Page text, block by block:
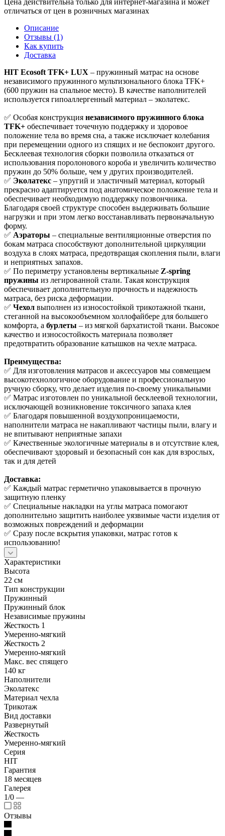
отличаться от цен в розничных магазинах
Описание
Отзывы (1)
Как купить
Доставка
HIT Ecosoft TFK+ LUX – пружинный матрас на основе
независимого пружинного мультизонального блока TFK+
(600 пружин на спальное место). В качестве наполнителей
используется гипоаллергенный материал – эколатекс.
✅ Особая конструкция независимого пружинного блока
TFK+ обеспечивает точечную поддержку и здоровое
положение тела во время сна, а также исключает колебания
при перемещении одного из спящих и не беспокоит другого.
Бесклеевая технология сборки позволила отказаться от
использования поролонового короба и увеличить количество
пружин до 50% больше, чем у других производителей.
✅ Эколатекс – упругий и эластичный материал, который
прекрасно адаптируется под анатомическое положение тела и
обеспечивает необходимую поддержку позвончника.
Благодаря своей структуре способен выдерживать большие
нагрузки и при этом легко восстанавливать первоначальную
форму.
✅ Аэраторы – специальные вентиляционные отверстия по
бокам матраса способствуют дополнительной циркуляции
воздуха в слоях матраса, предотвращая скопления пыли, влаги
и неприятных запахов.
✅ По периметру установлены вертикальные Z-spring
пружины из легированной стали. Такая конструкция
обеспечивает дополнительную прочность и надежность
матраса, без риска деформации.
✅ Чехол выполнен из износостойкой трикотажной ткани,
стеганной на высокообъемном холлофайбере для большего
комфорта, а бурлеты – из мягкой бархатистой ткани. Высокое
качество и износостойкость материала позволяет
предотвратить образование катышков на чехле матраса.
Преимущества:
✅ Для изготовления матрасов и аксессуаров мы совмещаем
высокотехнологичное оборудование и профессиональную
ручную сборку, что делает изделия по-своему уникальными
✅ Матрас изготовлен по уникальной бесклеевой технологии,
исключающей возникновение токсичного запаха клея
✅ Благодаря повышенной воздухопроницаемости,
наполнители матраса не накапливают частицы пыли, влагу и
не впитывают неприятные запахи
✅ Качественные экологичные материалы в и отсутствие клея,
обеспечивают здоровый и безопасный сон как для взрослых,
так и для детей
Доставка:
✅ Каждый матрас герметично упаковывается в прочную
защитную пленку
✅ Специальные накладки на углы матраса помогают
дополнительно защитить наиболее уязвимые части изделия от
возможных повреждений и деформации
✅ Сразу после вскрытия упаковки, матрас готов к
использованию!
Характеристики
Высота
22 см
Тип конструкции
Пружинный
Пружинный блок
Независимые пружины
Жесткость 1
Умеренно-мягкий
Жесткость 2
Умеренно-мягкий
Макс. вес спящего
140 кг
Наполнители
Эколатекс
Материал чехла
Трикотаж
Вид доставки
Развернутый
Жесткость
Умеренно-мягкий
Серия
HIT
Гарантия
18 месяцев
Галерея
1/0 —
Отзывы